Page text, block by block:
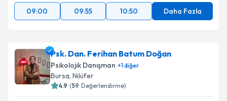
09:00
09:55 10:50 Daha Fazla
Psk. Dan. Ferihan Batum Doğan
Psikolojik Danışman +1diğer
Bursa, Nilüfer
4.9 (59 Değerlendirme)